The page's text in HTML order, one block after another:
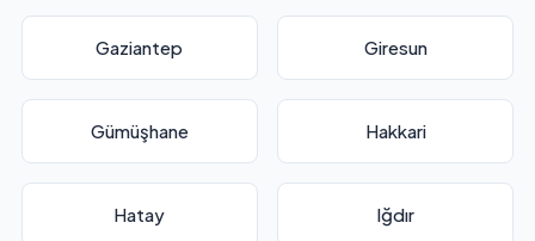
Gaziantep Giresun
Gümüşhane Hakkari
Hatay Iğdır